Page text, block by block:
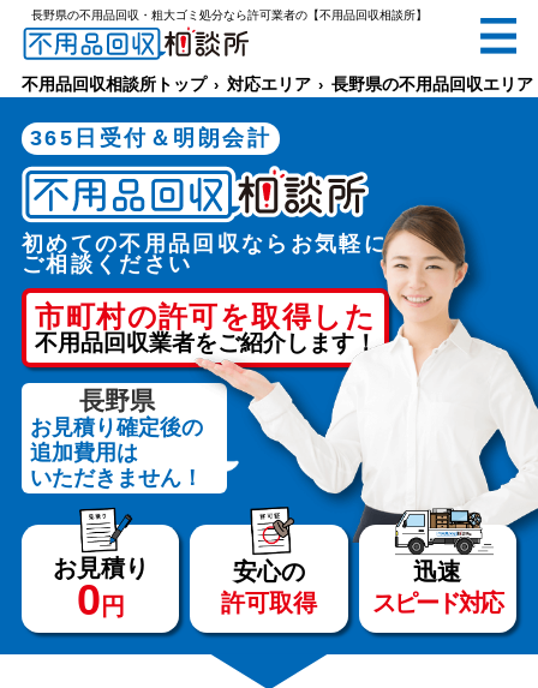
長野県の不用品回収・粗大ゴミ処分なら許可業者の【不用品回収相談所】
電話で無料お見積り（受付 8:30-17:30）
メールでのご相談は24時間受付中
不用品回収相談所TOP
当社について
サービス
不用品回収相談所トップ 対応エリア 長野県の不用品回収エリア
365日受付＆明朗会計
初めての不用品回収ならお気軽に
ご相談ください
市町村の許可を取得した
不用品回収業者をご紹介します！
長野県
お見積り確定後の
追加費用は
いただきません！
お見積り
0 円
安心の
許可取得
迅速
スピード対応